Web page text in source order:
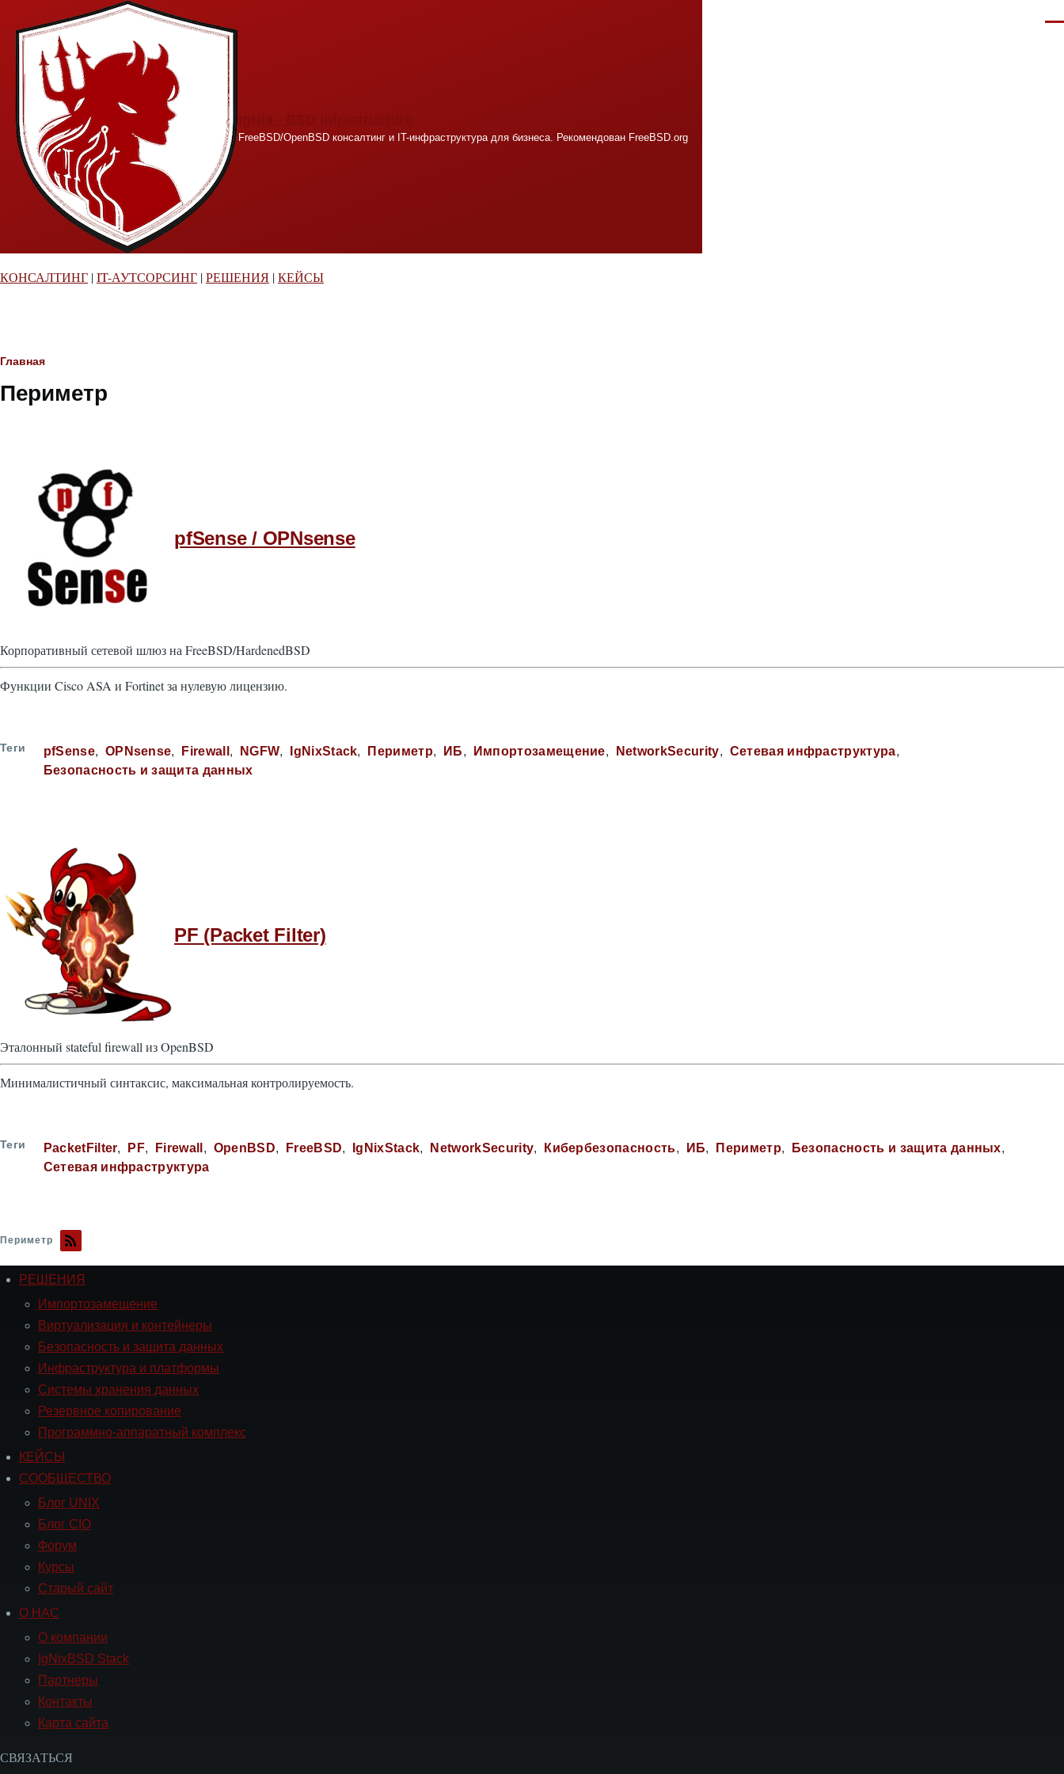
Перейти к основному содержанию
FreeBSD/OpenBSD консалтинг и IT-инфраструктура для бизнеса. Рекомендован FreeBSD.org
КОНСАЛТИНГ |IT-АУТСОРСИНГ |РЕШЕНИЯ |КЕЙСЫ
Строка
навигации
Главная
Периметр
pfSense / OPNsense
Корпоративный сетевой шлюз на FreeBSD/HardenedBSD
Функции Cisco ASA и Fortinet за нулевую лицензию.
Теги pfSense OPNsense Firewall NGFW IgNixStack Периметр ИБ Импортозамещение NetworkSecurity
Сетевая инфраструктура
Безопасность и защита данных
PF (Packet Filter)
Эталонный stateful firewall из OpenBSD
Минималистичный синтаксис, максимальная контролируемость.
Теги PacketFilter PF Firewall OpenBSD FreeBSD IgNixStack NetworkSecurity Кибербезопасность ИБ Периметр
Безопасность и защита данных
Сетевая инфраструктура
Периметр
Навигация
РЕШЕНИЯ
РЕШЕНИЯ
Импортозамещение
Виртуализация и контейнеры
Безопасность и защита данных
Инфраструктура и платформы
Системы хранения данных
Резервное копирование
Программно-аппаратный комплекс
Навигация
СООБЩЕСТВО
КЕЙСЫ
СООБЩЕСТВО
Блог UNIX
Блог CIO
Форум
Курсы
Старый сайт
Навигация
О НАС
О компании
IgNixBSD Stack
Партнеры
Контакты
Карта сайта
СВЯЗАТЬСЯ